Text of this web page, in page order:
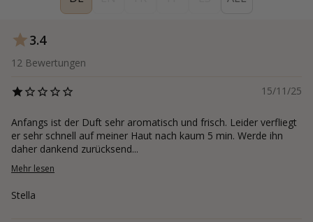
3.4
12 Bewertungen
15/11/25
Anfangs ist der Duft sehr aromatisch und frisch. Leider verfliegt
er sehr schnell auf meiner Haut nach kaum 5 min. Werde ihn
daher dankend zurücksend...
Mehr lesen
Stella